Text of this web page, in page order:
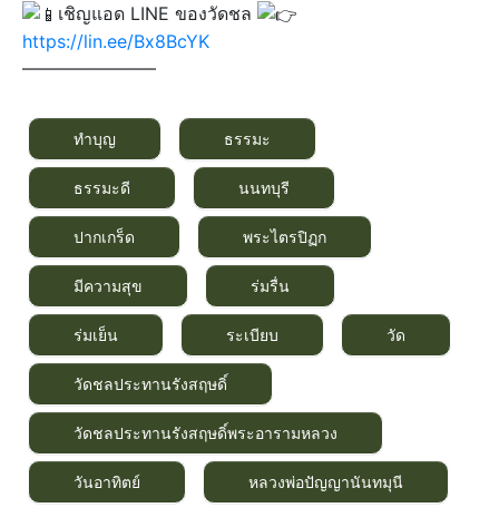
เชิญแอด LINE ของวัดชล
https://lin.ee/Bx8BcYK
———————–
ทำบุญ ธรรมะ
ธรรมะดี นนทบุรี
ปากเกร็ด พระไตรปิฏก
มีความสุข ร่มรื่น
ร่มเย็น ระเบียบ วัด
วัดชลประทานรังสฤษดิ์
วัดชลประทานรังสฤษดิ์พระอารามหลวง
วันอาทิตย์ หลวงพ่อปัญญานันทมุนี